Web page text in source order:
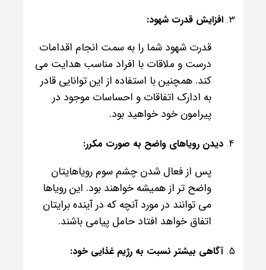
افزایش قدرت شهود:
قدرت شهود شما را به سمت انجام اقدامات
درست و ملاقات با افراد مناسب هدایت می
کند. همچنین با استفاده از این توانایی قادر
به ادارک اتفاقات و احساسات موجود در
پیرامون خود خواهید بود.
دیدن رویاهای واضح به صورت مکرر:
پس از فعال شدن چشم سوم رویاهایتان
واضح تر از همیشه خواهند بود. این رویاها
می توانند در مورد آنچه که در آینده برایتان
اتفاق خواهد افتاد حامل پیامی باشند.
آگاهی بیشتر نسبت به رژیم غذایی خود: